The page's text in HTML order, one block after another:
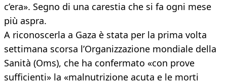
c’era». Segno di una carestia che si fa ogni mese
più aspra.
A riconoscerla a Gaza è stata per la prima volta
settimana scorsa l’Organizzazione mondiale della
Sanità (Oms), che ha confermato «con prove
sufficienti» la «malnutrizione acuta e le morti